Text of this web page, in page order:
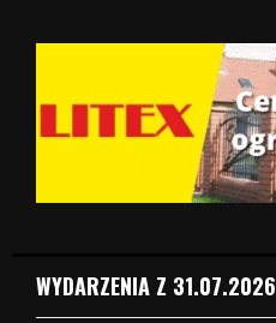
WYDARZENIA Z 31.07.2026